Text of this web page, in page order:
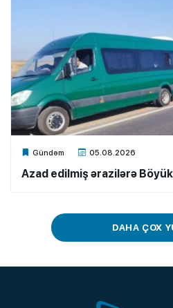
Gündəm 05.08.2026
Xalq.Online
Azad edilmiş ərazilərə Böyük
DAHA ÇOX